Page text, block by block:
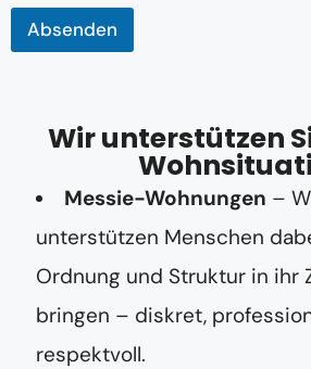
r
s
Absenden
Wir unterstützen
Messie-Wohnungen –
unterstützen Menschen
Ordnung und Struktur in ihr
bringen – diskret,
respektvoll.